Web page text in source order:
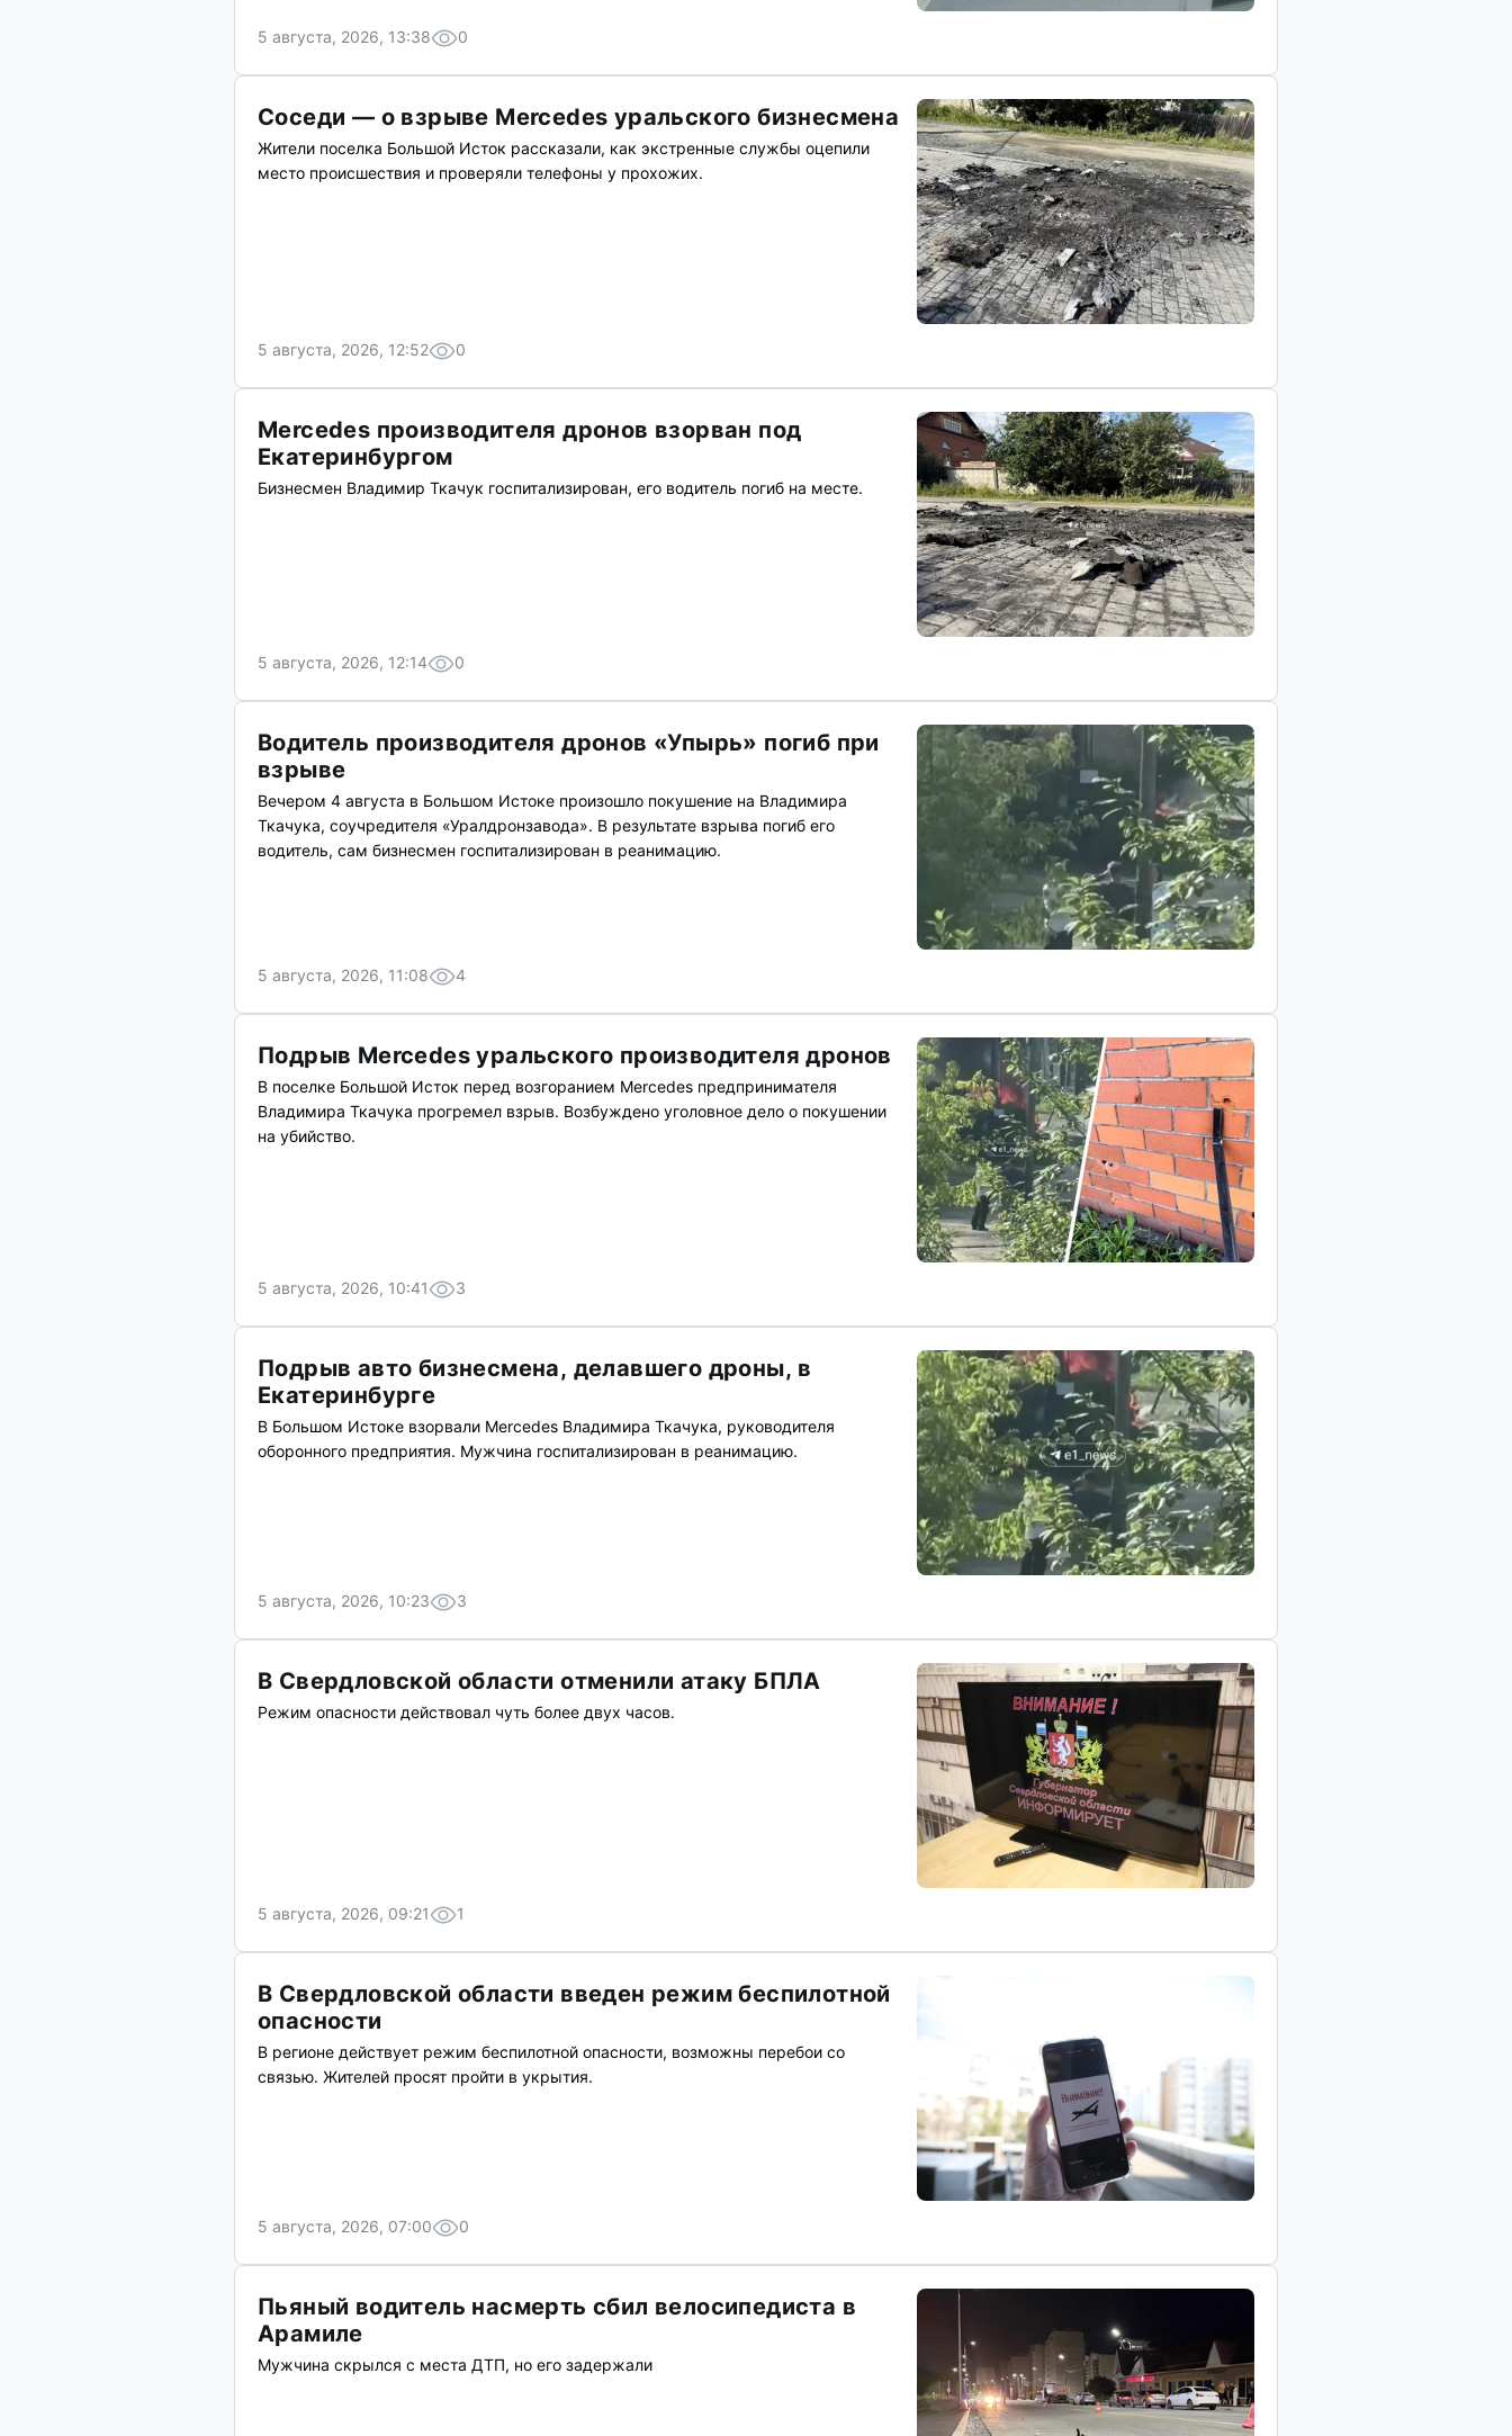
5 августа, 2026, 13:38 0
Соседи — о взрыве Mercedes уральского бизнесмена
Жители поселка Большой Исток рассказали, как экстренные службы оцепили
место происшествия и проверяли телефоны у прохожих.
5 августа, 2026, 12:52 0
Mercedes производителя дронов взорван под
Екатеринбургом
Бизнесмен Владимир Ткачук госпитализирован, его водитель погиб на месте.
5 августа, 2026, 12:14 0
Водитель производителя дронов «Упырь» погиб при
взрыве
Вечером 4 августа в Большом Истоке произошло покушение на Владимира
Ткачука, соучредителя «Уралдронзавода». В результате взрыва погиб его
водитель, сам бизнесмен госпитализирован в реанимацию.
5 августа, 2026, 11:08 4
Подрыв Mercedes уральского производителя дронов
В поселке Большой Исток перед возгоранием Mercedes предпринимателя
Владимира Ткачука прогремел взрыв. Возбуждено уголовное дело о покушении
на убийство.
5 августа, 2026, 10:41 3
Подрыв авто бизнесмена, делавшего дроны, в
Екатеринбурге
В Большом Истоке взорвали Mercedes Владимира Ткачука, руководителя
оборонного предприятия. Мужчина госпитализирован в реанимацию.
5 августа, 2026, 10:23 3
В Свердловской области отменили атаку БПЛА
Режим опасности действовал чуть более двух часов.
5 августа, 2026, 09:21 1
В Свердловской области введен режим беспилотной
опасности
В регионе действует режим беспилотной опасности, возможны перебои со
связью. Жителей просят пройти в укрытия.
5 августа, 2026, 07:00 0
Пьяный водитель насмерть сбил велосипедиста в
Арамиле
Мужчина скрылся с места ДТП, но его задержали